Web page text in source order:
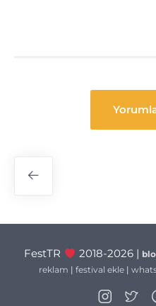
FestTR 2018-2026 |
reklam | festival ekle|